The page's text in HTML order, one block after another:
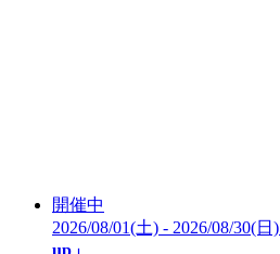
開催中
2026/08/01(土) - 2026/08/30(日)
up」